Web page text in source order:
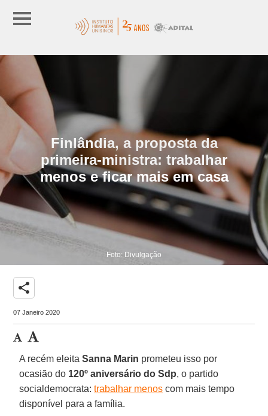
Finlândia, a proposta da
primeira-ministra: trabalhar
menos e ficar mais em casa
Foto: Divulgação
share
07 Janeiro 2020
A recém eleitaSanna Marin prometeu isso por
ocasião do 120º aniversário do Sdp, o partido
socialdemocrata:trabalhar menos com mais tempo
disponível para a família.